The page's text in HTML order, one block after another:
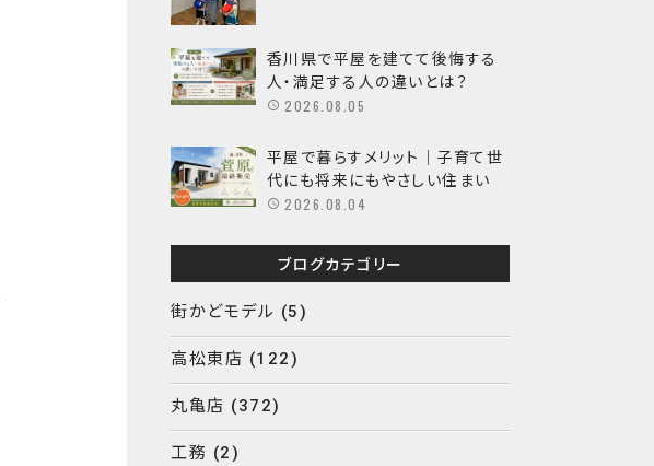
香川県で平屋を建てて後悔する
人・満足する人の違いとは？
2026.08.05
平屋で暮らすメリット｜子育て世
代にも将来にもやさしい住まい
2026.08.04
ブログカテゴリー
街かどモデル (5)
高松東店 (122)
丸亀店 (372)
工務 (2)